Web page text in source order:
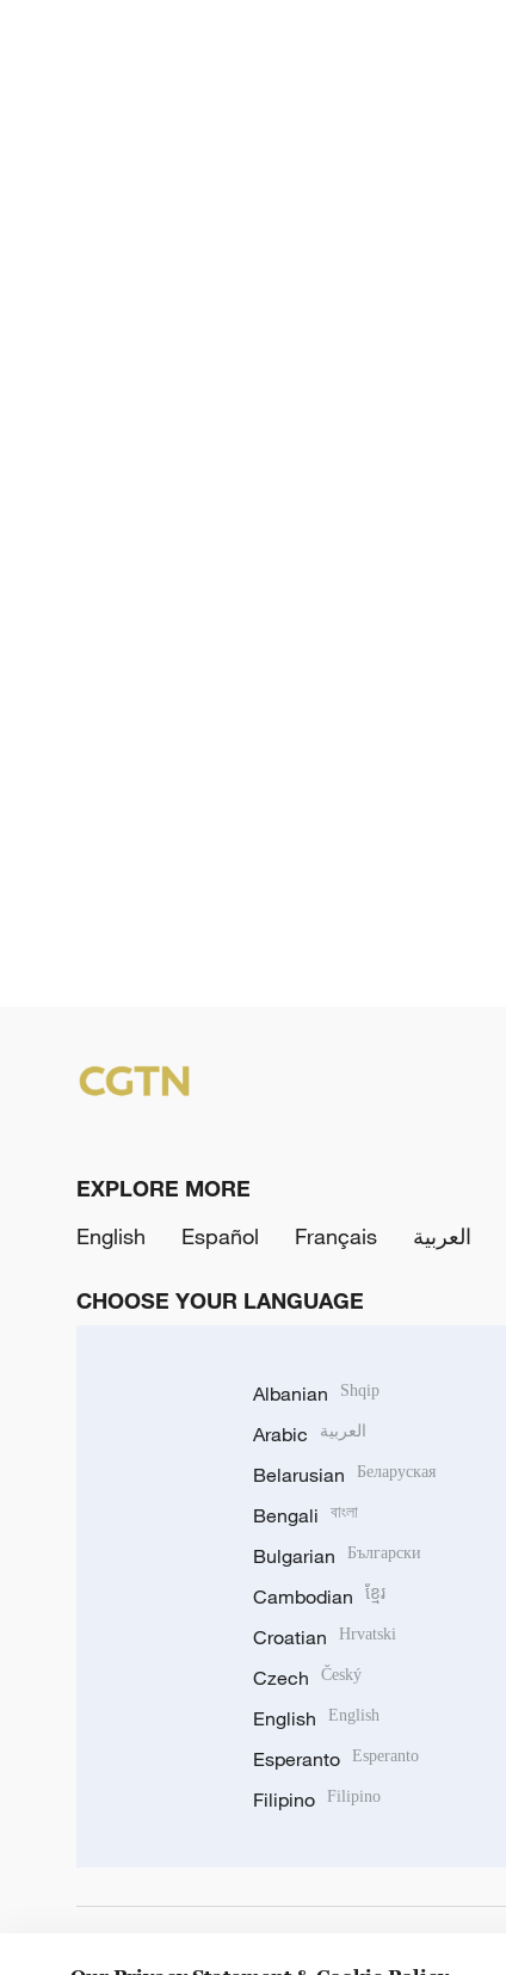
EXPLORE MORE
English
Español Français العربية
CHOOSE YOUR LANGUAGE
Albanian Shqip
Arabic العربية
Belarusian Беларуская
Bengali বাংলা
Bulgarian Български
Cambodian ខ្មែរ
Croatian Hrvatski
Czech Český
English English
Esperanto Esperanto
Filipino Filipino